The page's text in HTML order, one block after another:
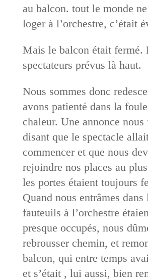
au balcon. tout le monde
loger à l’orchestre, c’était
Mais le balcon était fermé.
spectateurs prévus là haut.
Nous sommes donc
avons patienté dans la
chaleur. Une annonce
disant que le spectacle
commencer et que nous
rejoindre nos places au
les portes étaient toujours
Quand nous entrâmes
fauteuils à l’orchestre
presque occupés, nous
rebrousser chemin, et
balcon, qui entre temps
et s’était , lui aussi, bien